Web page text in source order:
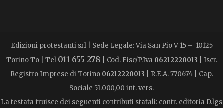
Edizioni protestanti srl | Sede Legale: Via San Pio V 15 – 10125
Torino To | Tel 011 655 278 | Cod. Fisc/P.Iva 06212220013 | Iscr.
Registro Imprese di Torino 06212220013 | R.E.A. 770674 | Cap.
Sociale 51.000,00 int. vers.
La testata fruisce dei seguenti contributi statali: contr. editoria D.lgs